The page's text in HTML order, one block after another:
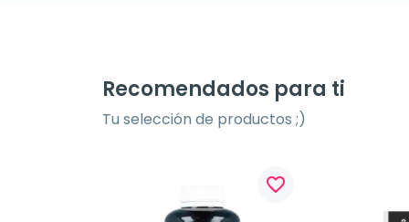
Recomendados para ti
Tu selección de productos ;)
favorite_border